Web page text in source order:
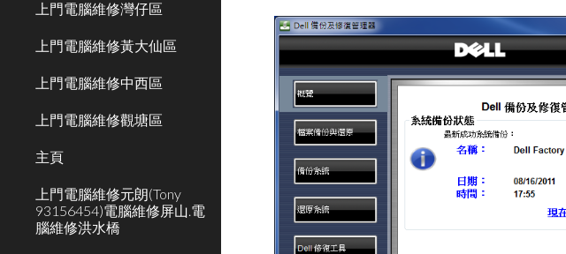
上門電腦維修灣仔區
上門電腦維修黃大仙區
上門電腦維修中西區
上門電腦維修觀塘區
主頁
上門電腦維修元朗(Tony
93156454)電腦維修屏山.電
腦維修洪水橋